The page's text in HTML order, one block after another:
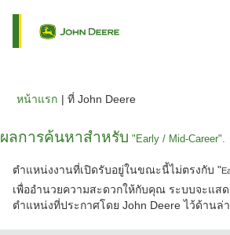
หน้าแรก | ที่ John Deere(หน้า
ผลการค้นหาสำหรับ "Early / Mid-Career".
ตำแหน่งงานที่เปิดรับอยู่ในขณะนี้ไม่ตรงกับ "
เพื่ออำนวยความสะดวกให้กับคุณ ระบบจะแส
ตำแหน่งที่ประกาศโดย John Deere ไว้ด้านล่